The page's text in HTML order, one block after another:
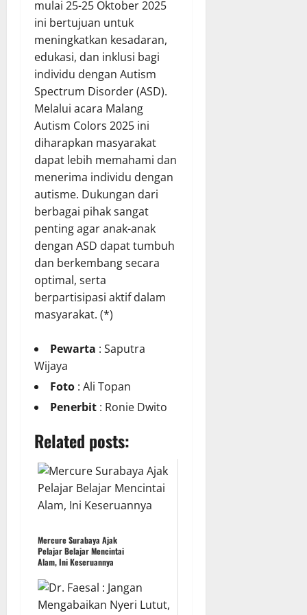
mulai 25-25 Oktober 2025
ini bertujuan untuk
meningkatkan kesadaran,
edukasi, dan inklusi bagi
individu dengan Autism
Spectrum Disorder (ASD).
Melalui acara Malang
Autism Colors 2025 ini
diharapkan masyarakat
dapat lebih memahami dan
menerima individu dengan
autisme. Dukungan dari
berbagai pihak sangat
penting agar anak-anak
dengan ASD dapat tumbuh
dan berkembang secara
optimal, serta
berpartisipasi aktif dalam
masyarakat. (*)
Pewarta : Saputra
Wijaya
Foto : Ali Topan
Penerbit : Ronie Dwito
Related posts:
Mercure Surabaya Ajak
Pelajar Belajar Mencintai
Alam, Ini Keseruannya